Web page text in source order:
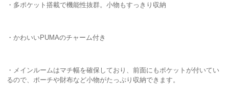
・多ポケット搭載で機能性抜群。小物もすっきり収納
・かわいいPUMAのチャーム付き
・メインルームはマチ幅を確保しており、前面にもポケットが付いてい
るので、ポーチや財布など小物がたっぷり収納できます。